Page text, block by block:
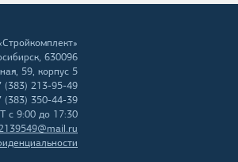
630096
59, корпус 5
(383) 213-95-49
(383) 350-44-39
с 9:00 до 17:30